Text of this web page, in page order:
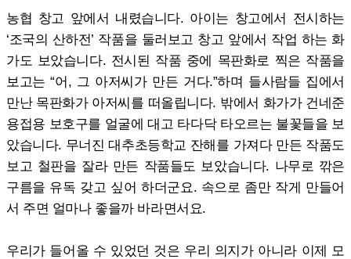
농협 창고 앞에서 내렸습니다. 아이는 창고에서 전시하는
‘조국의 산하전’ 작품을 둘러보고 창고 앞에서 작업 하는 화
가도 보았습니다. 전시된 작품 중에 목판화로 찍은 작품을
보고는 “어, 그 아저씨가 만든 거다.”하며 들사람들 집에서
만난 목판화가 아저씨를 떠올립니다. 밖에서 화가가 건네준
용접용 보호구를 얼굴에 대고 타다닥 타오르는 불꽃들을 보
았습니다. 무너진 대추초등학교 잔해를 가져다 만든 작품도
보고 철판을 잘라 만든 작품들도 보았습니다. 나무로 깎은
구름을 유독 갖고 싶어 하더군요. 속으로 좀만 작게 만들어
서 주면 얼마나 좋을까 바라면서요.
우리가 들어올 수 있었던 것은 우리 의지가 아니라 이제 모